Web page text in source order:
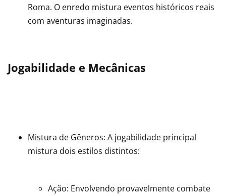
Roma. O enredo mistura eventos históricos reais
com aventuras imaginadas.
Jogabilidade e Mecânicas
Mistura de Gêneros: A jogabilidade principal
mistura dois estilos distintos:
Ação: Envolvendo provavelmente combate